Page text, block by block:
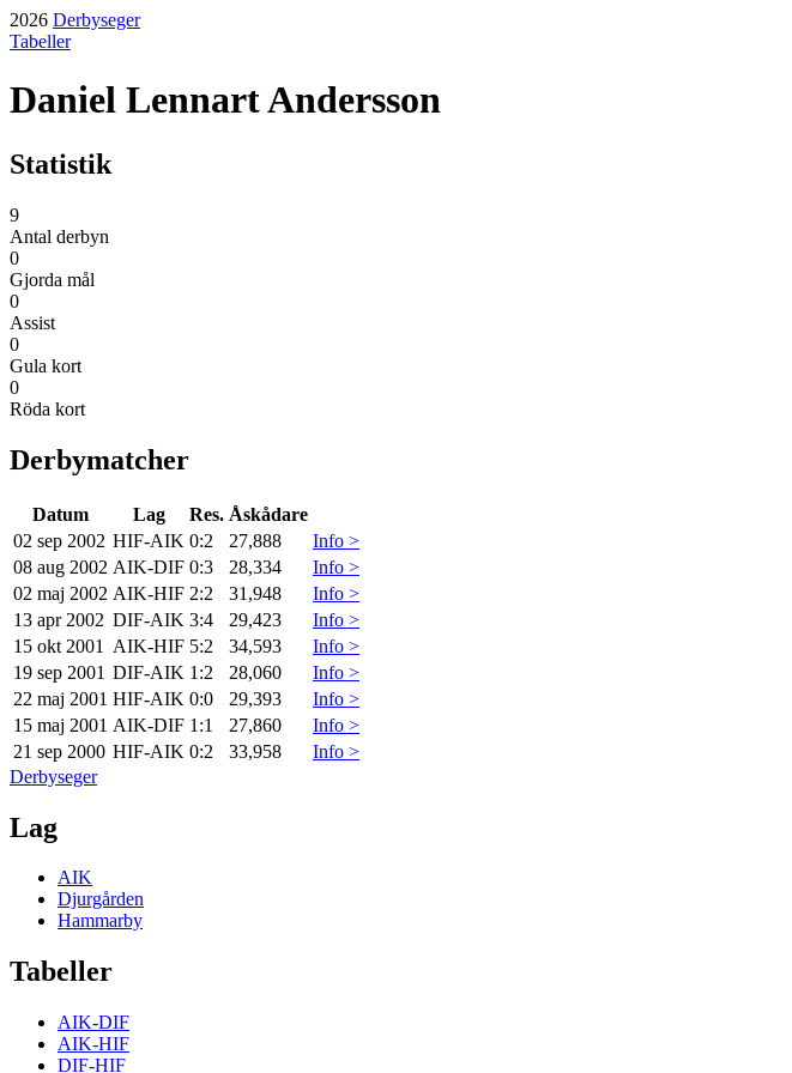
2026 Derbyseger
Tabeller
Daniel Lennart Andersson
Statistik
9
Antal derbyn
0
Gjorda mål
0
Assist
0
Gula kort
0
Röda kort
Derbymatcher
Datum Lag Res. Åskådare
02 sep 2002 HIF-AIK 0:2 27,888
Info >
08 aug 2002 AIK-DIF 0:3 28,334
Info >
02 maj 2002 AIK-HIF 2:2 31,948
Info >
13 apr 2002 DIF-AIK 3:4 29,423
Info >
15 okt 2001
AIK-HIF 5:2 34,593
Info >
19 sep 2001 DIF-AIK 1:2 28,060
Info >
22 maj 2001 HIF-AIK 0:0 29,393
Info >
15 maj 2001 AIK-DIF 1:1 27,860
Info >
21 sep 2000 HIF-AIK 0:2 33,958
Info >
Derbyseger
Lag
AIK
Djurgården
Hammarby
Tabeller
AIK-DIF
AIK-HIF
DIF-HIF